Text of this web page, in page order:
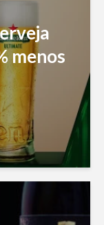
menos